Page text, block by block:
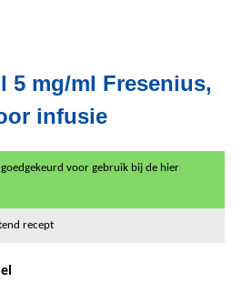
5 mg/ml Fresenius,
infusie
voor gebruik bij de hier
recept